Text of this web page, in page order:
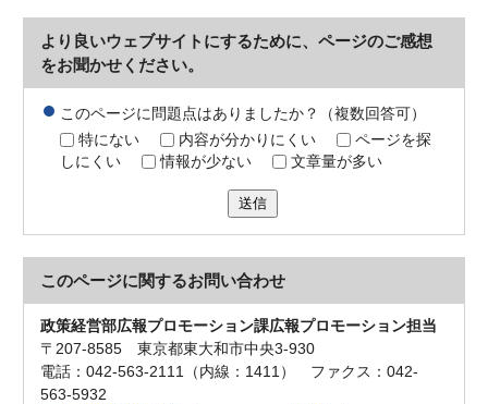
より良いウェブサイトにするために、ページのご感想
をお聞かせください。
このページに問題点はありましたか？（複数回答可）
特にない
内容が分かりにくい
ページを探
しにくい
情報が少ない 文章量が多い
送信
このページに関するお問い合わせ
政策経営部広報プロモーション課広報プロモーション担当
〒207-8585 東京都東大和市中央3-930
電話：042-563-2111（内線：1411） ファクス：042-
563-5932